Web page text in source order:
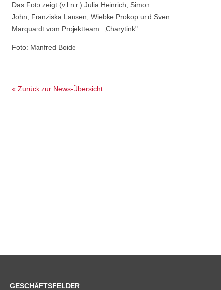
Das Foto zeigt (v.l.n.r.) Julia Heinrich, Simon
John, Franziska Lausen, Wiebke Prokop und Sven
Marquardt vom Projektteam „Charytink".
Foto: Manfred Boide
« Zurück zur News-Übersicht
GESCHÄFTSFELDER